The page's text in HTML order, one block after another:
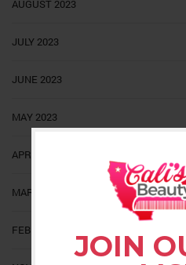
JOIN
AUGUST 2023
JULY 2023
JUNE 2023
MAY 2023
APRIL 2023
MARCH 2023
FEBRUARY 2023